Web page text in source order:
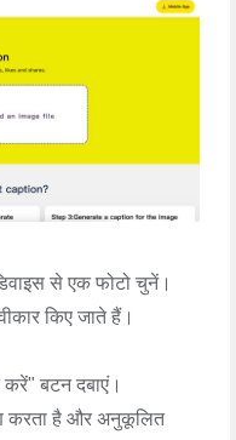
से एक फोटो चुनें।
किए जाते हैं।
बटन दबाएं।
करता है और अनुकूलित